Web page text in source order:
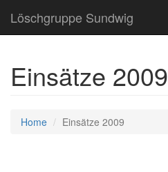
Löschgruppe Sundwig
Einsätze 2009
Home Einsätze 2009